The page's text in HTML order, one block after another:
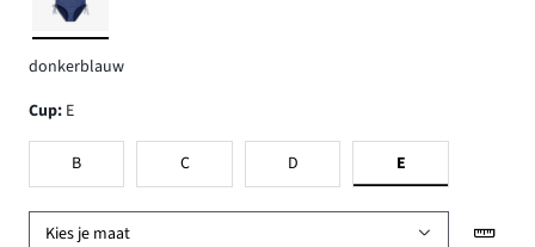
donkerblauw
Cup: E
B C D E
Kies je maat